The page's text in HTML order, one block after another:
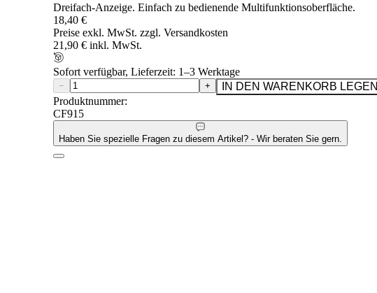
Dreifach-Anzeige. Einfach zu bedienende Multifunktionsoberfläche.
18,40 €
Preise exkl. MwSt. zzgl. Versandkosten
21,90 € inkl. MwSt.
Sofort verfügbar, Lieferzeit: 1–3 Werktage
− +
IN DEN WARENKORB LEGEN
Produktnummer:
CF915
Haben Sie spezielle Fragen zu diesem Artikel? - Wir beraten Sie gern.